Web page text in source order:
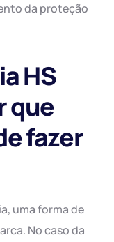
da proteção
HS
que
fazer
uma forma de
No caso da